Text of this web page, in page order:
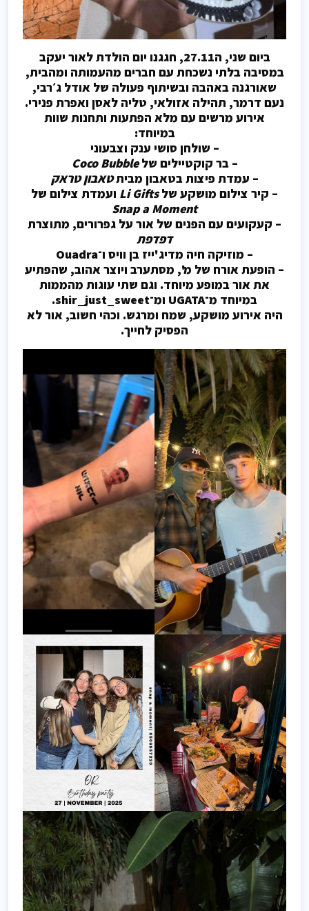
ביום שני, ה27.11, חגגנו יום הולדת לאור יעקב
במסיבה בלתי נשכחת עם חברים מהעמותה ומהבית,
שאורגנה באהבה ובשיתוף פעולה של אודל ג׳רבי,
נעם דרמר, תהילה אזולאי, טליה לאסן ואפרת פנירי.
אירוע מרשים עם מלא הפתעות ותחנות שוות
במיוחד:
– שולחן סושי ענק וצבעוני
– בר קוקטיילים שלCoco Bubble
– עמדת פיצות בטאבון מביתטאבון טראק
– קיר צילום מושקע שלLi Gifts ועמדת צילום של
Snap a Moment
– קעקועים עם הפנים של אור על גפרורים, מתוצרת
דפדפת
– מוזיקה חיה מדיג'ייז בן וויס ו־Ouadra
– הופעת אורח של מ', מסתערב ויוצר אהוב, שהפתיע
את אור במופע מיוחד. וגם שתי עוגות מהממות
במיוחד מ־UGATA ומ־shir_just_sweet.
היה אירוע מושקע, שמח ומרגש. וכהי חשוב, אור לא
הפסיק לחייך.